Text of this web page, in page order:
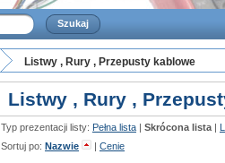
Listwy , Rury , Przepusty kablowe
Listwy , Rury ,
Typ prezentacji listy: Pełna lista | Skrócona lista |
Sortuj po: Nazwie | Cenie